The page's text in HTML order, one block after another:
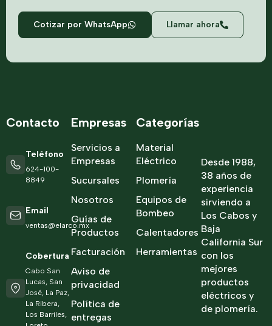
Cotizar por WhatsApp Llamar ahora
Desde 1988,
38 años de
experiencia
sirviendo a
Los Cabos y
Baja
California Sur
con los
mejores
productos
eléctricos y
de plomería.
Categorías
Material
Eléctrico
Plomería
Equipos de
Bombeo
Calentadores
Herramientas
Empresas
Servicios a
Empresas
Sucursales
Nosotros
Guías de
Productos
Facturación
Aviso de
privacidad
Política de
entregas
Contacto
Teléfono
624-100-
8849
Email
ventas@elarco.mx
Cobertura
Cabo San
Lucas, San
José, La Paz,
La Ribera,
Los Barriles,